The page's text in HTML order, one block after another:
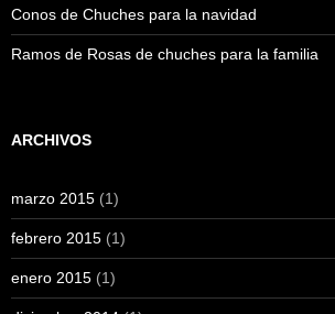
Conos de Chuches para la navidad
Ramos de Rosas de chuches para la familia
ARCHIVOS
marzo 2015 (1)
febrero 2015 (1)
enero 2015 (1)